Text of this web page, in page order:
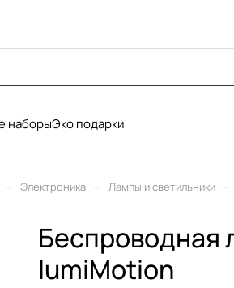
наборыЭко подарки
Электроника Лампы и светильники
Беспроводная
lumiMotion